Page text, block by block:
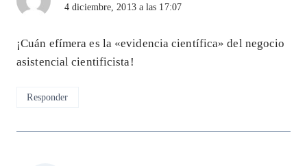
4 diciembre, 2013 a las 17:07
¡Cuán efímera es la «evidencia científica» del negocio
asistencial cientificista!
Responder